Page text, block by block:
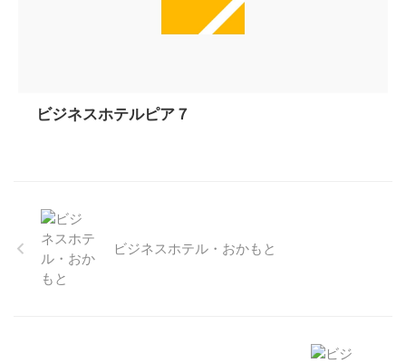
ビジネスホテルピア７
ビジネスホテル・おかもと